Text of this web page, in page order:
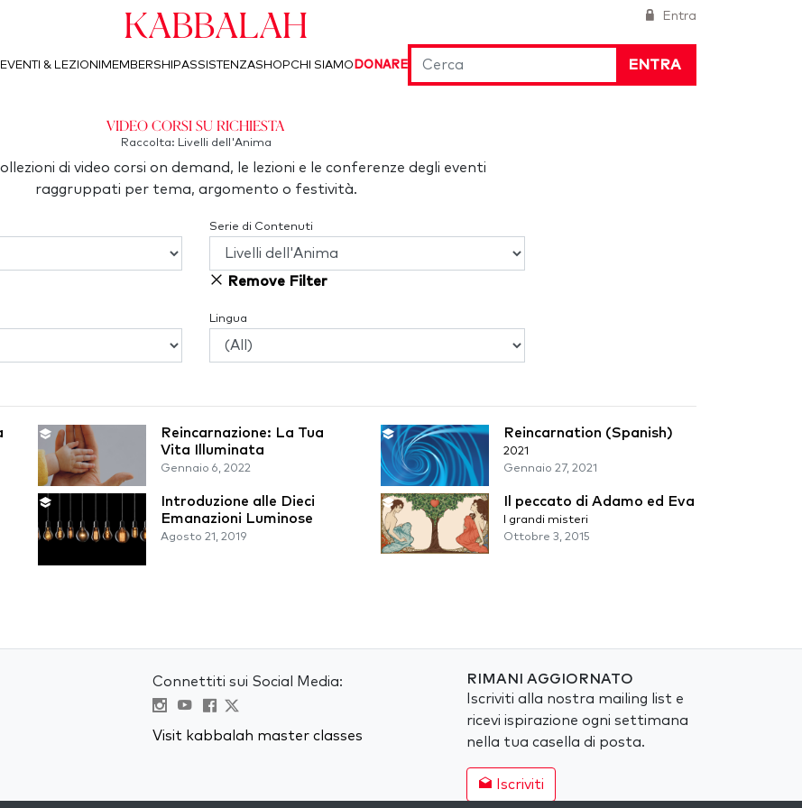
Entra
Kabbalah
ENTRA
EVENTI & LEZIONI MEMBERSHIPASSISTENZASHOPCHI SIAMO DONARE
Video corsi su richiesta
Raccolta: Livelli dell'Anima
di video corsi on demand, le lezioni e le conferenze degli eventi
raggruppati per tema, argomento o festività.
Serie di Contenuti
Remove Filter
Lingua
Reincarnazione: La Tua
Vita Illuminata
Gennaio 6, 2022
Reincarnation (Spanish)
2021
Gennaio 27, 2021
Introduzione alle Dieci
Emanazioni Luminose
Agosto 21, 2019
Il peccato di Adamo ed Eva
I grandi misteri
Ottobre 3, 2015
Connettiti sui Social Media:
Visit kabbalah master classes
RIMANI AGGIORNATO
Iscriviti alla nostra mailing list e
ricevi ispirazione ogni settimana
nella tua casella di posta.
Iscriviti